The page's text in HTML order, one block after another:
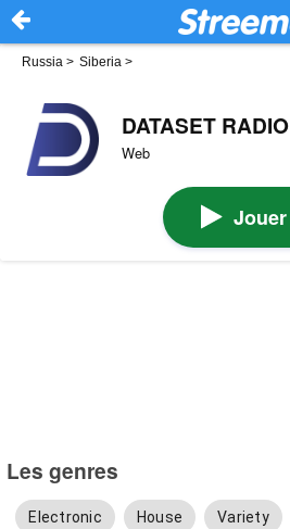
Russia > Siberia >
DATASET RADIO
Web
Jouer
Les genres
Electronic House Variety